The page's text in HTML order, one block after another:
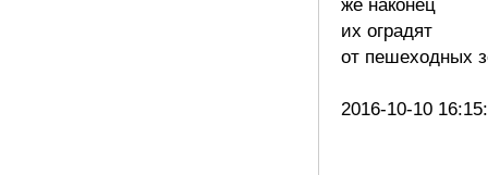
же наконец
их оградят
от пешеходных
2016-10-10